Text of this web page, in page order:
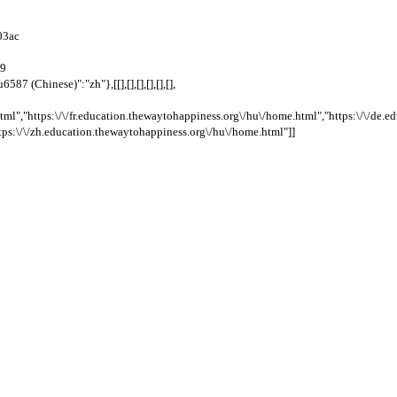
(Chinese)":"zh"},[[],[],[],[],[],[],
\/fr.education.thewaytohappiness.org\/hu\/home.html","https:\/\/
\/zh.education.thewaytohappiness.org\/hu\/home.html"]]